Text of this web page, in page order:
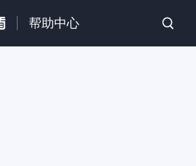
帮助中心